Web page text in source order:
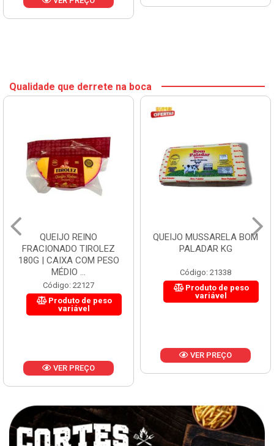
Qualidade que derrete na boca
QUEIJO REINO
FRACIONADO TIROLEZ
180G | CAIXA COM PESO
MÉDIO ...
Código: 22127
Produto de peso
variável
VER PREÇO
QUEIJO MUSSARELA BOM
PALADAR KG
Código: 21338
Produto de peso
variável
VER PREÇO